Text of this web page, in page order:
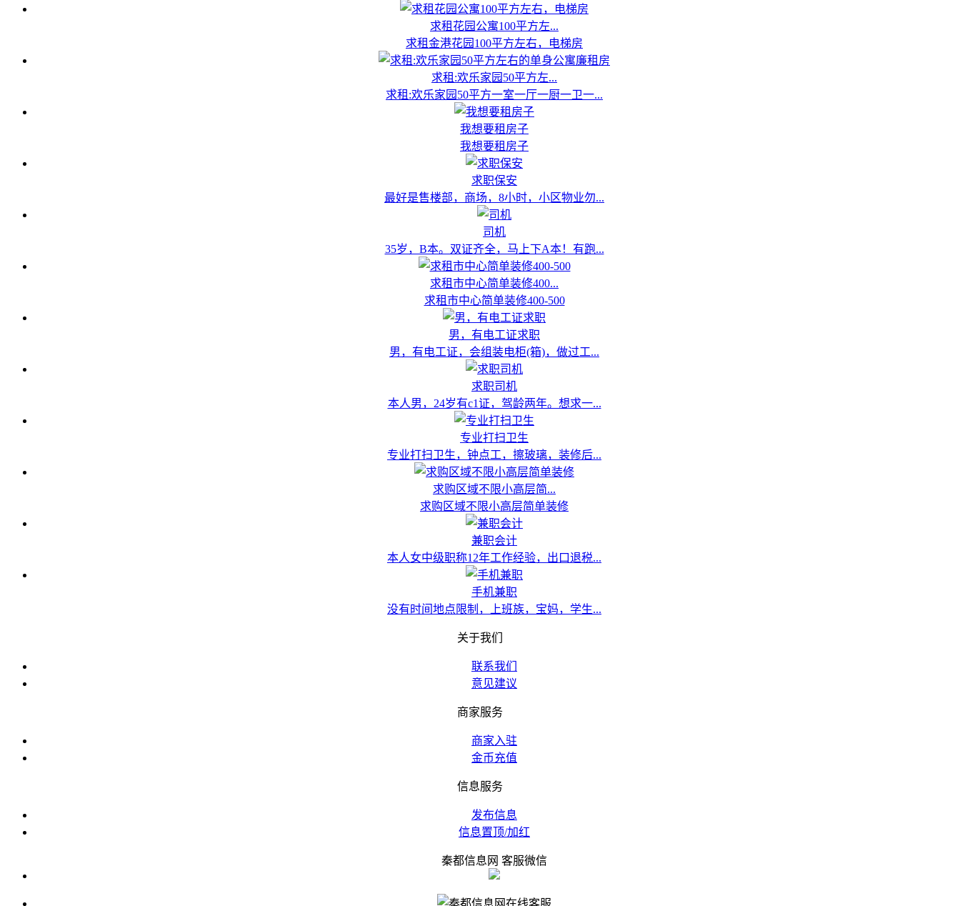
求租花园公寓100平方左...
求租金港花园100平方左右，电梯房
求租:欢乐家园50平方左...
求租:欢乐家园50平方一室一厅一厨一卫一...
我想要租房子
我想要租房子
求职保安
最好是售楼部，商场，8小时，小区物业勿...
司机
35岁，B本。双证齐全，马上下A本！有跑...
求租市中心简单装修400...
求租市中心简单装修400-500
男，有电工证求职
男，有电工证，会组装电柜(箱)，做过工...
求职司机
本人男，24岁有c1证，驾龄两年。想求一...
专业打扫卫生
专业打扫卫生，钟点工，擦玻璃，装修后...
求购区域不限小高层简...
求购区域不限小高层简单装修
兼职会计
本人女中级职称12年工作经验，出口退税...
手机兼职
没有时间地点限制，上班族，宝妈，学生...
关于我们
联系我们
意见建议
商家服务
商家入驻
金币充值
信息服务
发布信息
信息置顶/加红
秦都信息网 客服微信